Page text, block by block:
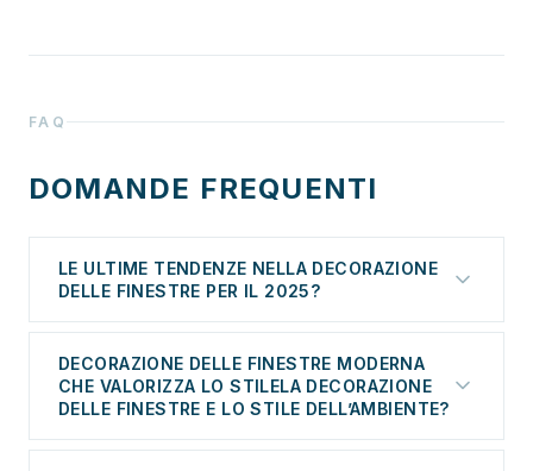
FAQ
DOMANDE FREQUENTI
LE ULTIME TENDENZE NELLA DECORAZIONE
DELLE FINESTRE PER IL 2025?
Ti rendi conto di quanto l’allestimento delle finestre
influisca sull’aspetto complessivo di un ambiente?
Tende a rullo, tende e tendaggi possono
esaltandone lo stile, ma anche creando un’atmosfera
DECORAZIONE DELLE FINESTRE MODERNA
CHE VALORIZZA LO STILELA DECORAZIONE
DELLE FINESTRE E LO STILE DELL’AMBIENTE?
Le tendenze per il 2025 nella decorazione delle